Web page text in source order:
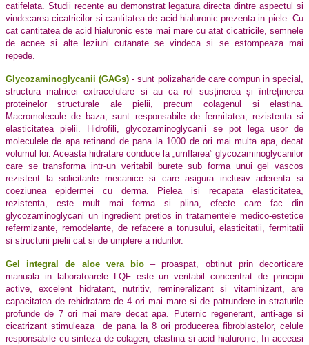
catifelata. Studii recente au demonstrat legatura directa dintre aspectul si
vindecarea cicatricilor si cantitatea de acid hialuronic prezenta in piele. Cu
cat cantitatea de acid hialuronic este mai mare cu atat cicatricile, semnele
de acnee si alte leziuni cutanate se vindeca si se estompeaza mai
repede.
Glycozaminoglycanii (GAGs) - sunt polizaharide care compun in special,
structura matricei extracelulare si au ca rol susținerea și întreținerea
proteinelor structurale ale pielii, precum colagenul și elastina.
Macromolecule de baza, sunt responsabile de fermitatea, rezistenta si
elasticitatea pielii. Hidrofili, glycozaminoglycanii se pot lega usor de
moleculele de apa retinand de pana la 1000 de ori mai multa apa, decat
volumul lor. Aceasta hidratare conduce la „umflarea” glycozaminoglycanilor
care se transforma intr-un veritabil burete sub forma unui gel vascos
rezistent la solicitarile mecanice si care asigura inclusiv aderenta si
coeziunea epidermei cu derma. Pielea isi recapata elasticitatea,
rezistenta, este mult mai ferma si plina, efecte care fac din
glycozaminoglycani un ingredient pretios in tratamentele medico-estetice
refermizante, remodelante, de refacere a tonusului, elasticitatii, fermitatii
si structurii pielii cat si de umplere a ridurilor.
Gel integral de aloe vera bio – proaspat, obtinut prin decorticare
manuala in laboratoarele LQF este un veritabil concentrat de principii
active, excelent hidratant, nutritiv, remineralizant si vitaminizant, are
capacitatea de rehidratare de 4 ori mai mare si de patrundere in straturile
profunde de 7 ori mai mare decat apa. Puternic regenerant, anti-age si
cicatrizant stimuleaza
de pana la 8 ori producerea fibroblastelor, celule
responsabile cu sinteza de colagen, elastina si acid hialuronic, In aceeasi